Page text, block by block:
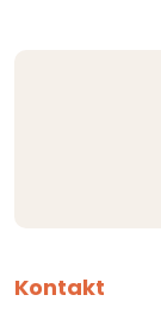
Kontakt